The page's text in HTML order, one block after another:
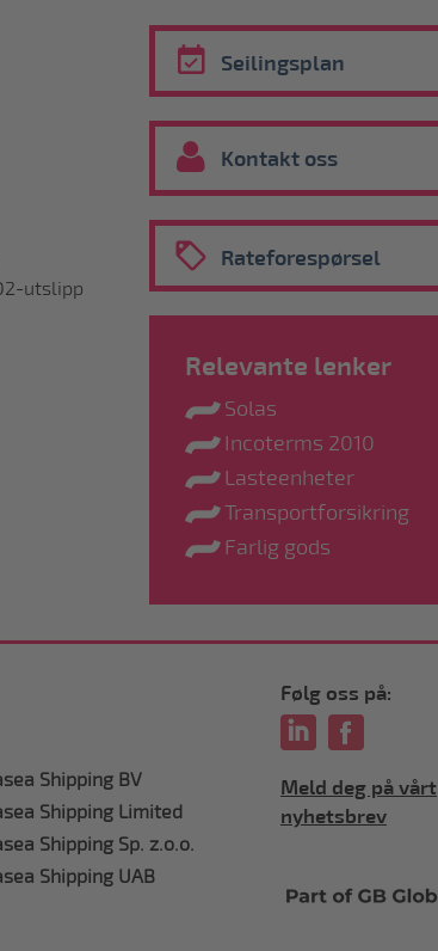
utslipp
Seilingsplan
Kontakt oss
Rateforespørsel
Relevante lenker
Solas
Incoterms 2010
Lasteenheter
Transportforsikring
Farlig gods
Shipping BV
Shipping Limited
Shipping Sp. z.o.o.
Shipping UAB
Følg oss på:
Meld deg på vårt
nyhetsbrev